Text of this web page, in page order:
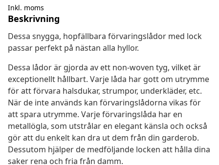
Inkl. moms
Beskrivning
Dessa snygga, hopfällbara förvaringslådor med lock
passar perfekt på nästan alla hyllor.
Dessa lådor är gjorda av ett non-woven tyg, vilket är
exceptionellt hållbart. Varje låda har gott om utrymme
för att förvara halsdukar, strumpor, underkläder, etc.
När de inte används kan förvaringslådorna vikas för
att spara utrymme. Varje förvaringslåda har en
metallögla, som utstrålar en elegant känsla och också
gör att du enkelt kan dra ut dem från din garderob.
Dessutom hjälper de medföljande locken att hålla dina
saker rena och fria från damm.